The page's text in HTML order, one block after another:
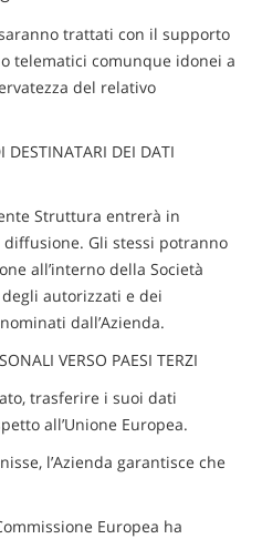
trattati con il supporto
telematici comunque idonei a
del relativo
DESTINATARI DEI DATI
Struttura entrerà in
diffusione. Gli stessi potranno
all’interno della Società
autorizzati e dei
dall’Azienda.
VERSO PAESI TERZI
trasferire i suoi dati
all’Unione Europea.
l’Azienda garantisce che
Europea ha